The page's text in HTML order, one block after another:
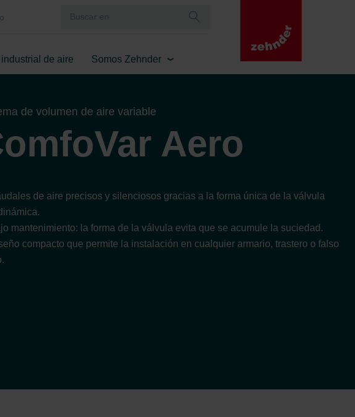
de aire Somos Zehnder
de volumen de aire variable
Aero
de aire precisos y silenciosos gracias a la forma única de la válvula
mantenimiento: la forma de la válvula evita que se acumule la suciedad.
compacto que permite la instalación en cualquier armario, trastero o falso